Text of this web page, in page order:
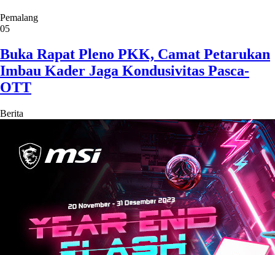
Pemalang
05
Buka Rapat Pleno PKK, Camat Petarukan
Imbau Kader Jaga Kondusivitas Pasca-
OTT
Berita